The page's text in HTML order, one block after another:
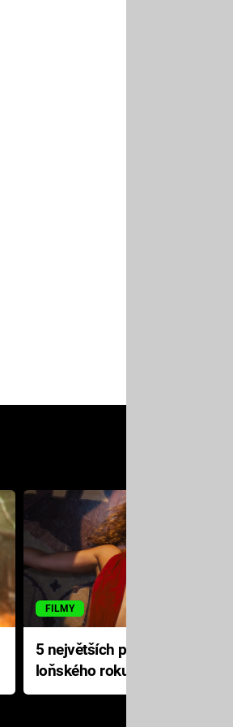
FILMY
5 největších propadáků
loňského roku: Disney na
jediné katastrofě prodělal 200